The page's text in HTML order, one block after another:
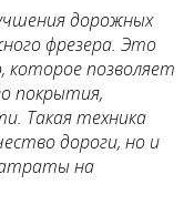
дорожных
фрезера. Это
которое позволяет
покрытия,
Такая техника
дороги, но и
на